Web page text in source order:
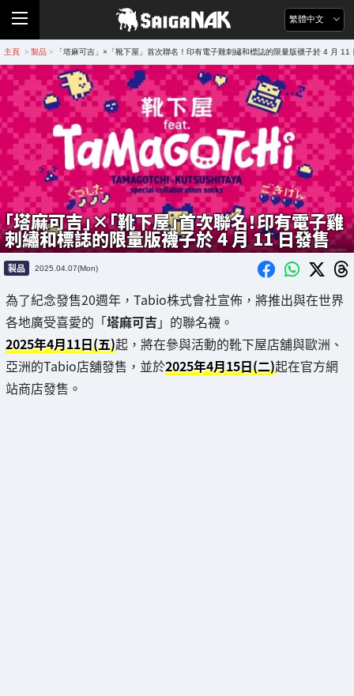
繁體中文
主頁 > 製品 > 「塔麻可吉」×「靴下屋」首次聯名！印有電子雞刺繡和標誌的限量版襪子於 4 月 11
「塔麻可吉」×「靴下屋」首次聯名！印有電子雞
刺繡和標誌的限量版襪子於 4 月 11 日發售
製品 2025.04.07(Mon)
為了紀念發售20週年，Tabio株式會社宣佈，將推出與在世界
各地廣受喜愛的「塔麻可吉 」的聯名襪。
2025年4月11日(五)起，將在參與活動的靴下屋店舖與歐洲、
亞洲的Tabio店舖發售，並於2025年4月15日(二)起在官方網
站商店發售。